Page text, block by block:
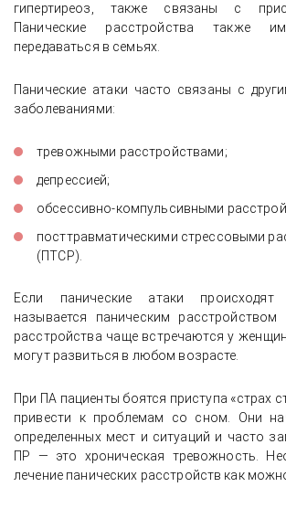
гипертиреоз, также связаны с
Панические расстройства также
передаваться в семьях.
Панические атаки часто связаны с
заболеваниями:
тревожными расстройствами;
депрессией;
обсессивно-компульсивными
посттравматическими стрессовыми
(ПТСР).
Если панические атаки происходят
называется паническим расстройством
расстройства чаще встречаются у
могут развиться в любом возрасте.
При ПА пациенты боятся приступа «страх
привести к проблемам со сном. Они
определенных мест и ситуаций и часто
ПР — это хроническая тревожность.
лечение панических расстройств как